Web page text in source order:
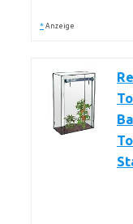
* Anzeige